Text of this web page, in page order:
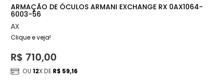
ARMAÇÃO DE ÓCULOS ARMANI EXCHANGE RX 0AX1064-
6003-56
AX
Clique e veja!
R$ 710,00
OU12X DE R$ 59,16